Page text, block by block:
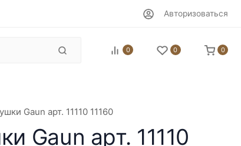
Авторизоваться
0 0 0
Gaun арт. 11110 11160
Gaun арт. 11110